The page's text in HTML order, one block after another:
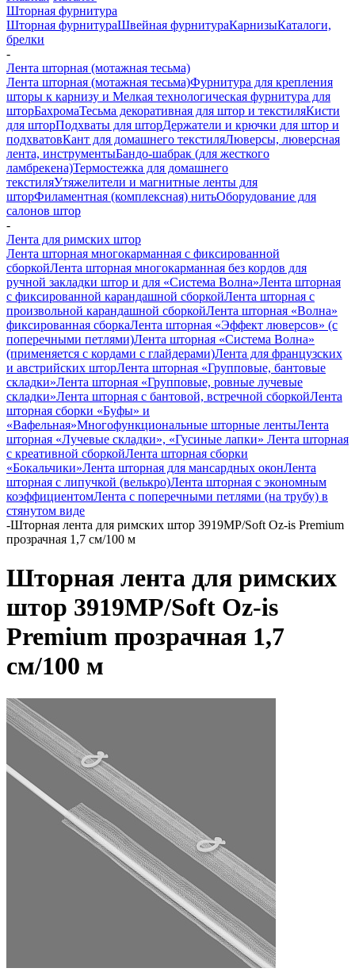
Шторная фурнитура
Шторная фурнитураШвейная фурнитураКарнизыКаталоги,
брелки
-
Лента шторная (мотажная тесьма)
Лента шторная (мотажная тесьма)Фурнитура для крепления
шторы к карнизу и Мелкая технологическая фурнитура для
шторБахромаТесьма декоративная для штор и текстиляКисти
для шторПодхваты для шторДержатели и крючки для штор и
подхватовКант для домашнего текстиляЛюверсы, люверсная
лента, инструментыБандо-шабрак (для жесткого
ламбрекена)Термостежка для домашнего
текстиляУтяжелители и магнитные ленты для
шторФиламентная (комплексная) нитьОборудование для
салонов штор
-
Лента для римских штор
Лента шторная многокарманная с фиксированной
сборкойЛента шторная многокарманная без кордов для
ручной закладки штор и для «Система Волна»Лента шторная
с фиксированной карандашной сборкойЛента шторная с
произвольной карандашной сборкойЛента шторная «Волна»
фиксированная сборкаЛента шторная «Эффект люверсов» (с
поперечными петлями)Лента шторная «Система Волна»
(применяется с кордами с глайдерами)Лента для французских
и австрийских шторЛента шторная «Групповые, бантовые
складки»Лента шторная «Групповые, ровные лучевые
складки»Лента шторная с бантовой, встречной сборкойЛента
шторная сборки «Буфы» и
«Вафельная»Многофункциональные шторные лентыЛента
шторная «Лучевые складки», «Гусиные лапки» Лента шторная
с креативной сборкойЛента шторная сборки
«Бокальчики»Лента шторная для мансардных оконЛента
шторная с липучкой (велькро)Лента шторная с экономным
коэффициентомЛента с поперечными петлями (на трубу) в
стянутом виде
-Шторная лента для римских штор 3919MP/Soft Oz-is Premium
прозрачная 1,7 см/100 м
Шторная лента для римских
штор 3919MP/Soft Oz-is
Premium прозрачная 1,7
см/100 м